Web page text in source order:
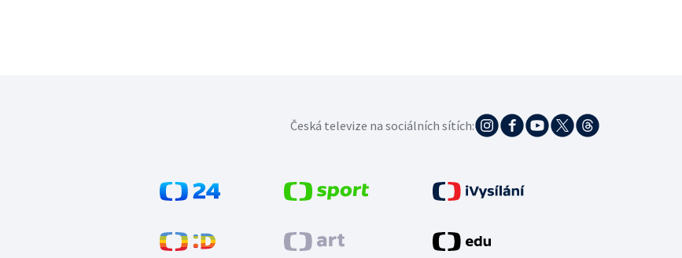
Česká televize na sociálních sítích: